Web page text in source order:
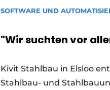
Ein Stellenangebot
SOFTWARE UND
"Wir suchten vor
Kivit Stahlbau in Elsloo
Stahlbau- und